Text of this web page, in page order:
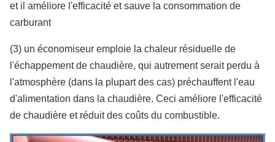
et il améliore l'efficacité et sauve la consommation de
carburant
(3) un économiseur emploie la chaleur résiduelle de
l'échappement de chaudière, qui autrement serait perdu à
l'atmosphère (dans la plupart des cas) préchauffent l'eau
d'alimentation dans la chaudière. Ceci améliore l'efficacité
de chaudière et réduit des coûts du combustible.